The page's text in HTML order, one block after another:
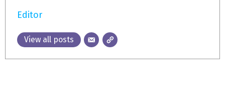
Editor
View all posts